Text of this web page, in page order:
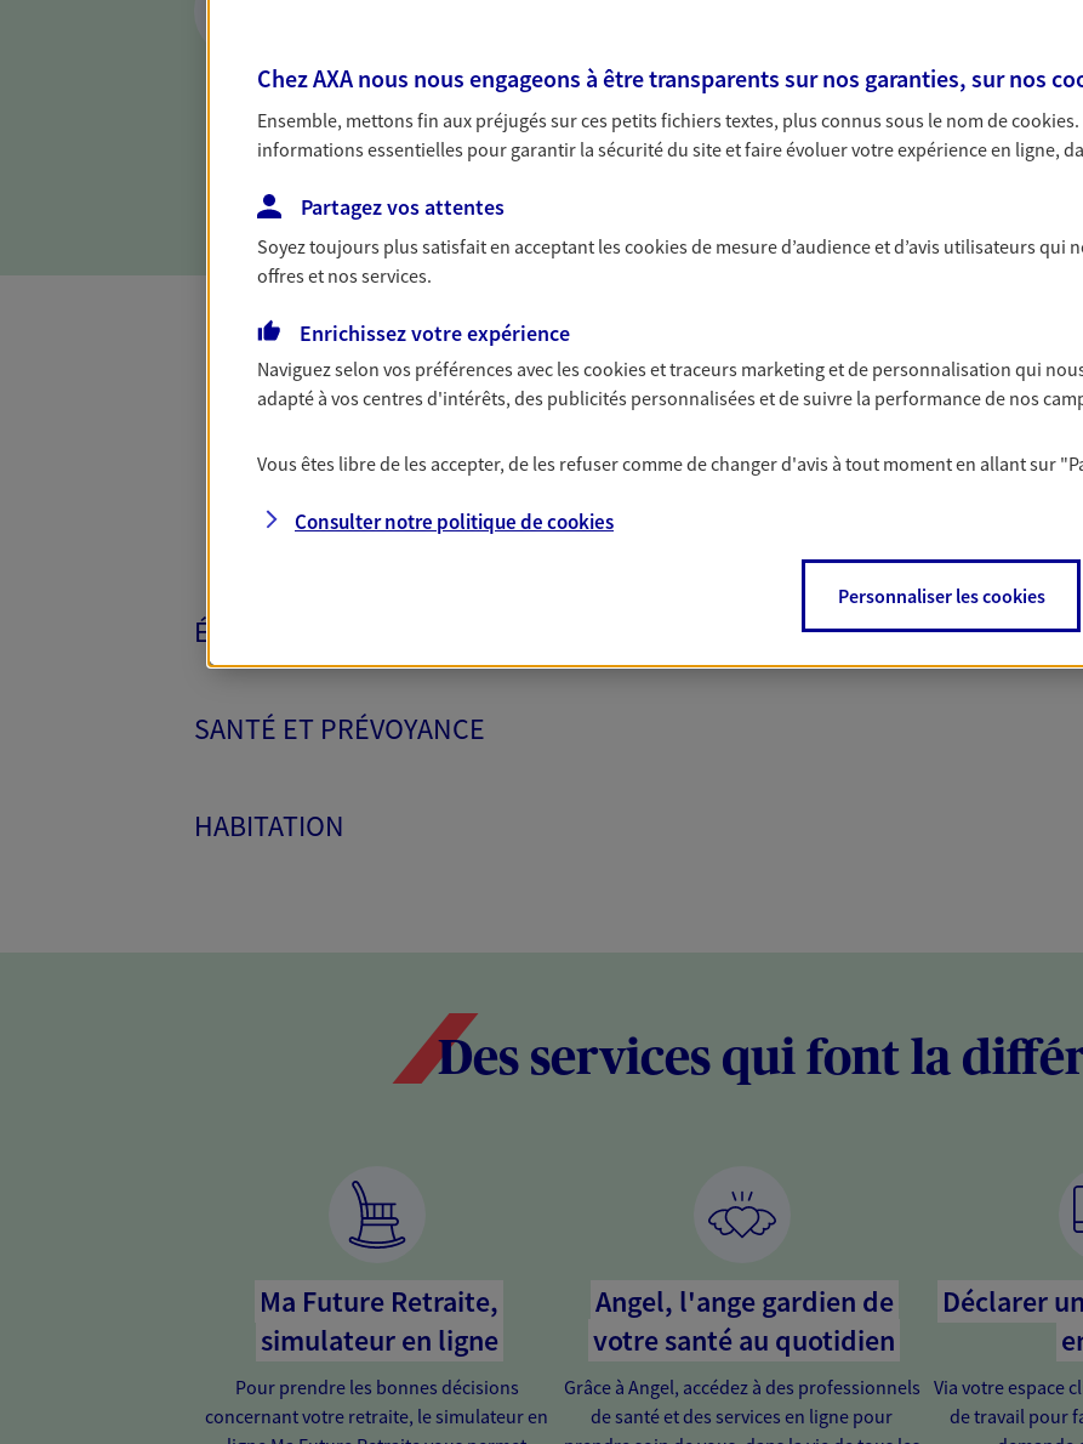
Parce qu'avant de définir une stratégie, il est nécessaire
d'établir un bon diagnostic, nous vous accompagnons pour
dresser un bilan complet de votre situation. Une analyse
solide pour vous formuler des conseils cohérents avec vos
Nous sommes à
solutions
activité, mais aussi
interlocuteur pour
Toutes nos solutions AXA Épargne
ÉPARGNE ET RETRAITE
SANTÉ ET PRÉVOYANCE
HABITATION
Des services qui font la
Ma Future Retraite,
simulateur en ligne
Pour prendre les bonnes décisions
concernant votre retraite, le simulateur en
Angel, l'ange gardien de
votre santé au quotidien
Grâce à Angel, accédez à des professionnels
de santé et des services en ligne pour
Déclarer
Via votre espace
de travail pour
Chez AXA nous nous engageons à être transparents sur nos garanties, sur nos
Ensemble, mettons fin aux préjugés sur ces petits fichiers textes, plus connus sous le nom decookies
informations essentielles pour garantir la sécurité du site et faire évoluer votre expérience en ligne,
Partagez vos attentes
Soyez toujours plus satisfait en acceptant lescookiesde mesure d’audience et d’avis utilisateurs qui
offres et nos services.
Enrichissez votre expérience
Naviguez selon vos préférences avec lescookies et traceurs marketing et de personnalisation qui
adapté à vos centres d'intérêts, des publicités personnalisées et de suivre la performance de nos
Vous êtes libre de les accepter, de les refuser comme de changer d'avis à tout moment en allant sur
Consulter notre politique decookies
Personnaliser les cookies